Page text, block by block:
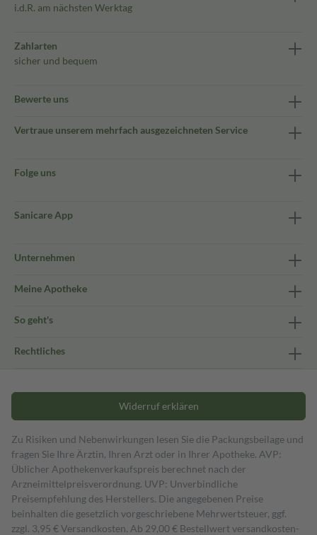
i.d.R. am nächsten Werktag
Zahlarten
sicher und bequem
Bewerte uns
Vertraue unserem mehrfach ausgezeichneten Service
Folge uns
Sanicare App
Unternehmen
Meine Apotheke
So geht's
Rechtliches
Widerruf erklären
Zu Risiken und Nebenwirkungen lesen Sie die Packungsbeilage und
fragen Sie Ihre Ärztin, Ihren Arzt oder in Ihrer Apotheke. AVP:
Üblicher Apothekenverkaufspreis berechnet nach der
Arzneimittelpreisverordnung. UVP: Unverbindliche
Preisempfehlung des Herstellers. Die angegebenen Preise
beinhalten die gesetzlich vorgeschriebene Mehrwertsteuer, ggf.
zzgl. 3,95 € Versandkosten. Ab 29,00 € Bestell­wert versand­kosten­